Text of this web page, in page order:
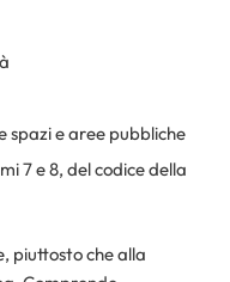
spazi e aree pubbliche
7 e 8, del codice della
piuttosto che alla